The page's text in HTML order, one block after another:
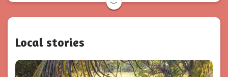
﹀
Local stories